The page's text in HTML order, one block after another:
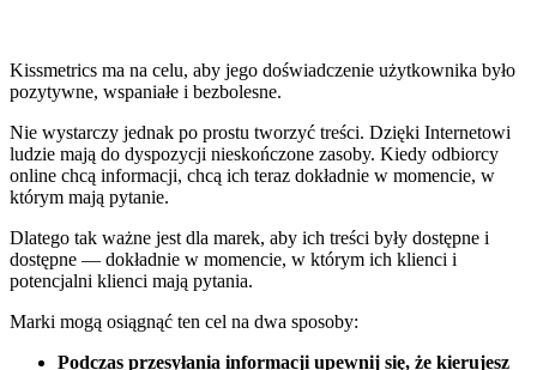
Kissmetrics ma na celu, aby jego doświadczenie użytkownika było
pozytywne, wspaniałe i bezbolesne.
Nie wystarczy jednak po prostu tworzyć treści. Dzięki Internetowi
ludzie mają do dyspozycji nieskończone zasoby. Kiedy odbiorcy
online chcą informacji, chcą ich teraz dokładnie w momencie, w
którym mają pytanie.
Dlatego tak ważne jest dla marek, aby ich treści były dostępne i
dostępne — dokładnie w momencie, w którym ich klienci i
potencjalni klienci mają pytania.
Marki mogą osiągnąć ten cel na dwa sposoby:
Podczas przesyłania informacji upewnij się, że kierujesz